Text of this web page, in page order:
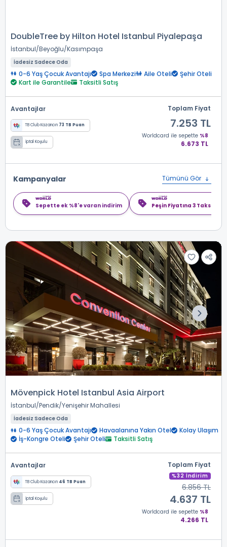
DoubleTree by Hilton Hotel Istanbul Piyalepaşa
İstanbul Beyoğlu Kasımpaşa
İadesiz Sadece Oda
0-6 Yaş Çocuk Avantajı Spa Merkezi Aile Oteli
Şehir Oteli
Kart ile Garantile
Taksitli Satış
Avantajlar
TB Club Kazancın 73 TB Puan
İptal Koşulu
Toplam Fiyat
7.253 TL
Worldcard ile sepette %8
6.673 TL
Kampanyalar Tümünü Gör
Sepette ek %8'e varan indirim Peşin Fiyatına 3 Taksit
Mövenpick Hotel Istanbul Asia Airport
İstanbul Pendik Yenişehir Mahallesi
İadesiz Sadece Oda
0-6 Yaş Çocuk Avantajı Havaalanına Yakın Otel
Kolay Ulaşım
İş-Kongre Oteli
Şehir Oteli Taksitli Satış
Avantajlar
TB Club Kazancın 46 TB Puan
İptal Koşulu
Toplam Fiyat
%32 İndirim
6.856 TL
4.637 TL
Worldcard ile sepette %8
4.266 TL